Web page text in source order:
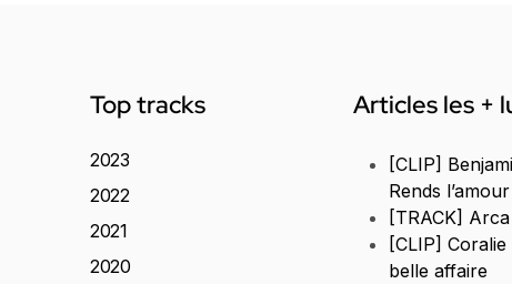
Top tracks
2023
2022
2021
2020
Articles les +
[CLIP]
Rends
[TRACK]
[CLIP]
belle affaire